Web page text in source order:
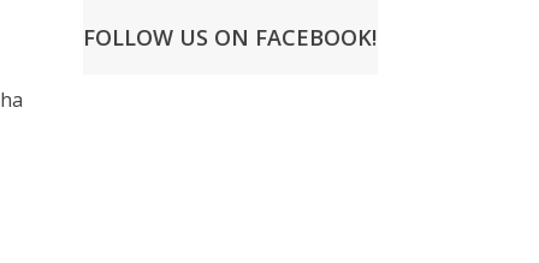
FOLLOW US ON FACEBOOK!